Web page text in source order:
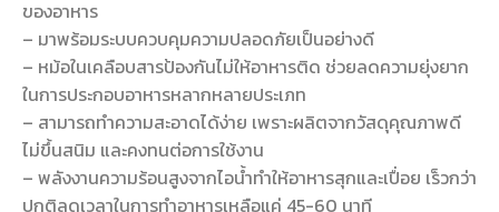
ของอาหาร
– มาพร้อมระบบควบคุมความปลอดภัยเป็นอย่างดี
– หม้อในเคลือบสารป้องกันไม่ให้อาหารติด ช่วยลดความยุ่งยาก
ในการประกอบอาหารหลากหลายประเภท
– สามารถทำความสะอาดได้ง่าย เพราะผลิตจากวัสดุคุณภาพดี
ไม่ขึ้นสนิม และคงทนต่อการใช้งาน
– พลังงานความร้อนสูงจากไอน้ำทำให้อาหารสุกและเปื่อย เร็วกว่า
ปกติลดเวลาในการทำอาหารเหลือแค่ 45-60 นาที